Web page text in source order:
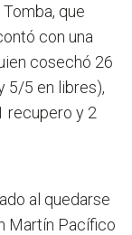
que
con una
cosechó 26
5/5 en libres),
recupero y 2
al quedarse
Martín Pacífico